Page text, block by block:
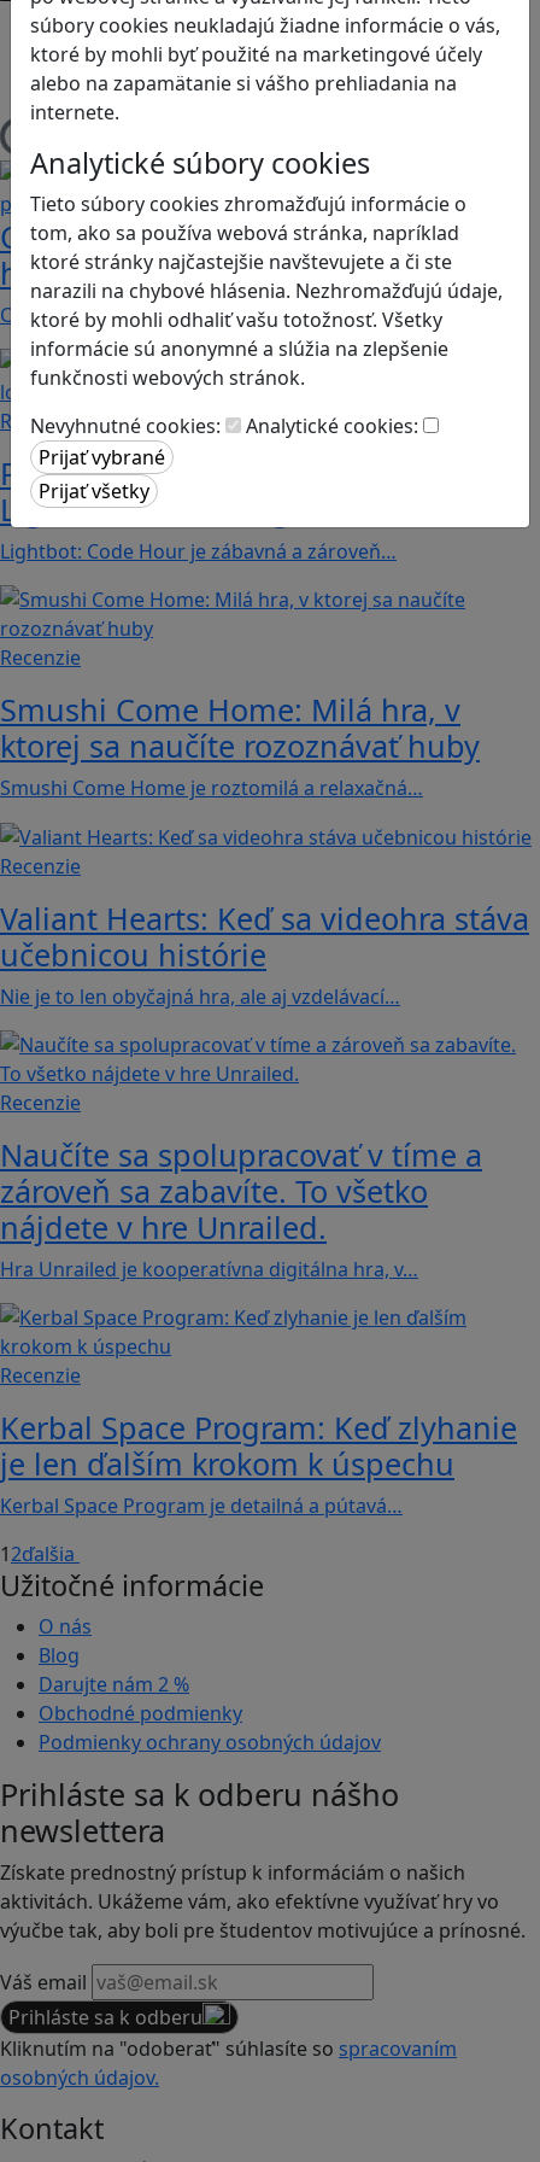
súbory cookies neukladajú žiadne informácie o vás,
ktoré by mohli byť použité na marketingové účely
alebo na zapamätanie si vášho prehliadania na
internete.
Analytické súbory cookies
Tieto súbory cookies zhromažďujú informácie o
tom, ako sa používa webová stránka, napríklad
ktoré stránky najčastejšie navštevujete a či ste
narazili na chybové hlásenia. Nezhromažďujú údaje,
ktoré by mohli odhaliť vašu totožnosť. Všetky
informácie sú anonymné a slúžia na zlepšenie
funkčnosti webových stránok.
Nevyhnutné cookies:
Analytické cookies:
Android
Herná konzola
Stolové, kartové
Načítam blogy
Construct 2 umožní deťom vytvoriť
hry bez znalosti programovania
Chceli by ste vaše deti oboznámiť s programovaním…
Recenzie
Prvé kroky do sveta programovania:
Lightbot učí deti logike a kreativite
Lightbot: Code Hour je zábavná a zároveň…
Recenzie
Smushi Come Home: Milá hra, v
ktorej sa naučíte rozoznávať huby
Smushi Come Home je roztomilá a relaxačná…
Recenzie
Valiant Hearts: Keď sa videohra stáva
učebnicou histórie
Nie je to len obyčajná hra, ale aj vzdelávací…
Recenzie
Naučíte sa spolupracovať v tíme a
zároveň sa zabavíte. To všetko
nájdete v hre Unrailed.
Hra Unrailed je kooperatívna digitálna hra, v…
Recenzie
Kerbal Space Program: Keď zlyhanie
je len ďalším krokom k úspechu
Kerbal Space Program je detailná a pútavá…
12ďalšia
Užitočné informácie
O nás
Blog
Darujte nám 2 %
Obchodné podmienky
Podmienky ochrany osobných údajov
Prihláste sa k odberu nášho
newslettera
Získate prednostný prístup k informáciám o našich
aktivitách. Ukážeme vám, ako efektívne využívať hry vo
výučbe tak, aby boli pre študentov motivujúce a prínosné.
Váš email
Prihláste sa k odberu
Kliknutím na "odoberať" súhlasíte so spracovaním
osobných údajov.
Kontakt